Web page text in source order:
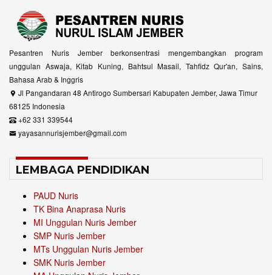
Pesantren Nuris Jember berkonsentrasi mengembangkan program
unggulan Aswaja, Kitab Kuning, Bahtsul Masail, Tahfidz Qur'an, Sains,
Bahasa Arab & Inggris
Jl Pangandaran 48 Antirogo Sumbersari Kabupaten Jember, Jawa Timur
68125 Indonesia
+62 331 339544
yayasannurisjember@gmail.com
LEMBAGA PENDIDIKAN
PAUD Nuris
TK Bina Anaprasa Nuris
MI Unggulan Nuris Jember
SMP Nuris Jember
MTs Unggulan Nuris Jember
SMK Nuris Jember